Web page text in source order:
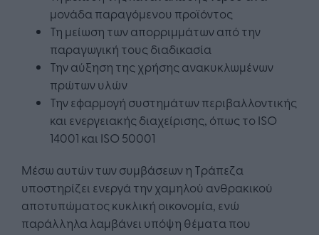
μονάδα παραγόμενου προϊόντος
Τη μείωση των απορριμμάτων από την
παραγωγική τους διαδικασία
Την αύξηση της χρήσης ανακυκλωμένων
πρώτων υλών
Την εφαρμογή συστημάτων περιβαλλοντικής
και ενεργειακής διαχείρισης, όπως το ISO
14001 και ISO 50001
Μέσω αυτών των συμβάσεων η Τράπεζα
υποστηρίζει ενεργά την χαμηλού ανθρακικού
αποτυπώματος κυκλική οικονομία, ενώ
παράλληλα λαμβάνει υπόψη θέματα που